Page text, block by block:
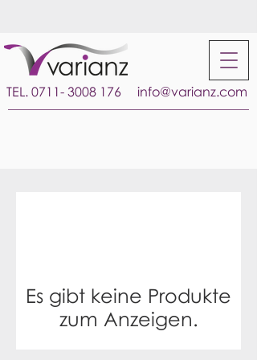
TEL. 0711- 3008 176 info@varianz.com
Es gibt keine Produkte
zum Anzeigen.